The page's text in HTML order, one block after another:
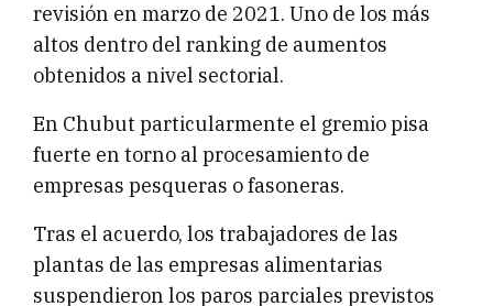
revisión en marzo de 2021. Uno de los más
altos dentro del ranking de aumentos
obtenidos a nivel sectorial.
En Chubut particularmente el gremio pisa
fuerte en torno al procesamiento de
empresas pesqueras o fasoneras.
Tras el acuerdo, los trabajadores de las
plantas de las empresas alimentarias
suspendieron los paros parciales previstos